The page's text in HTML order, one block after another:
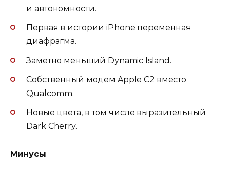
и автономности.
Первая в истории iPhone переменная
диафрагма.
Заметно меньший Dynamic Island.
Собственный модем Apple C2 вместо
Qualcomm.
Новые цвета, в том числе выразительный
Dark Cherry.
Минусы